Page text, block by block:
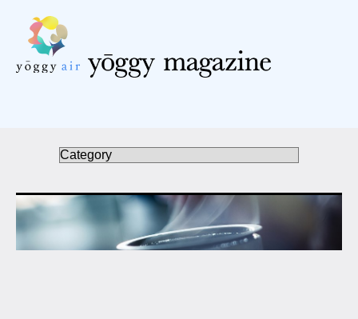
インストラクター一覧
FAQ / お問い合わせ